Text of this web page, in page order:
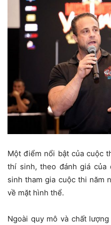
Một điểm nổi bật của cuộc
thí sinh, theo đánh giá của
sinh tham gia cuộc thi năm
về mặt hình thể.
Ngoài quy mô và chất